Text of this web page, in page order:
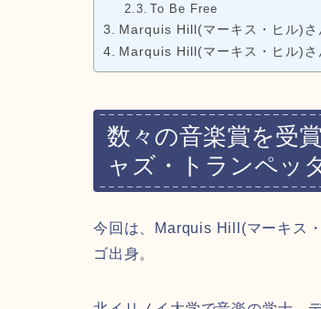
To Be Free
Marquis Hill(マーキス・ヒル)さ
Marquis Hill(マーキス・ヒル)さ
数々の音楽賞を受
ャズ・トランペッ
今回は、Marquis Hill(マーキス
ゴ出身。